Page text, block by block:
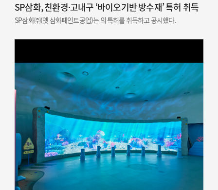
SP삼화, 친환경·고내구 ‘바이오기반 방수재’ 특허 취득
SP삼화㈜(옛 삼화페인트공업)는 의 특허를 취득하고 공시했다.